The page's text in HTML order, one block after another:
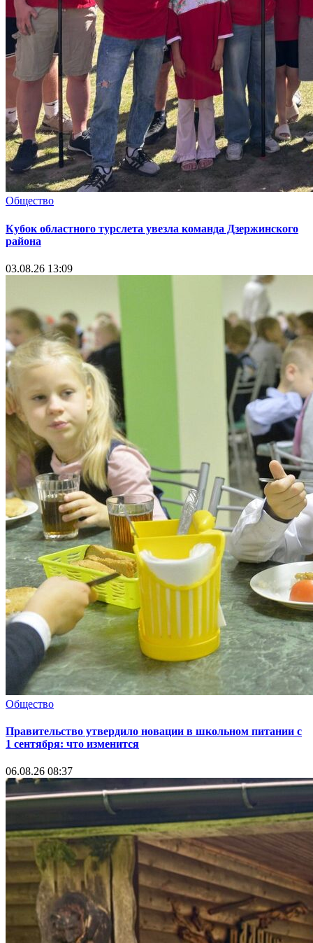
Общество
Кубок областного турслета увезла команда Дзержинского
района
03.08.26 13:09
Общество
Правительство утвердило новации в школьном питании с
1 сентября: что изменится
06.08.26 08:37